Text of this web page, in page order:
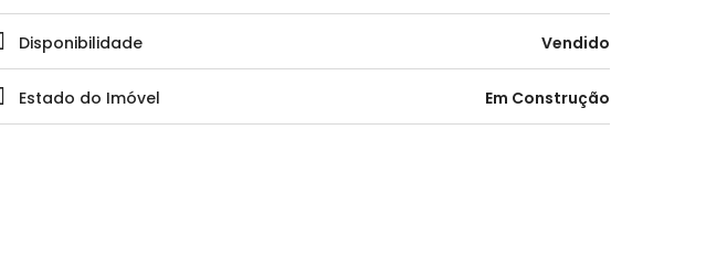
Disponibilidade Vendido
Estado do Imóvel Em Construção